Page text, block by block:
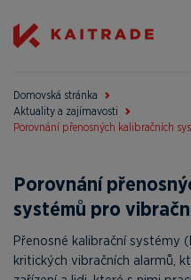
Domovská stránka
Aktuality a zajímavosti
Porovnání přenosných kalibračních
Porovnání
systémů pro
Přenosné kalibrační systémy
kritických vibračních alarmů,